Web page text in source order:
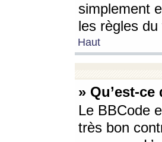
simplement
les règles du
Haut
» Qu’est-
Le BBCode
très bon